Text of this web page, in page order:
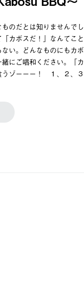
のだとは知りませんで
カボスだ！」なんてこ
い。どんなものにもカ
にご唱和ください。「
うゾーーー！ １、２、